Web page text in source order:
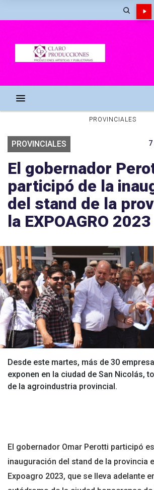
PROVINCIALES
PROVINCIALES
El gobernador
participó de la
del stand de la
la EXPOAGRO 2023
Desde este martes, más de 30
exponen en la ciudad de San Nicolás,
de la agroindustria provincial.
El gobernador Omar Perotti participó
inauguración del stand de la provincia
Expoagro 2023, que se lleva adelante